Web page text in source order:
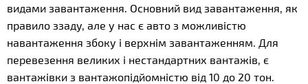
видами завантаження. Основний вид завантаження, як
правило ззаду, але у нас є авто з можливістю
навантаження збоку і верхнім завантаженням. Для
перевезення великих і нестандартних вантажів, є
вантажівки з вантажопідйомністю від 10 до 20 тон.